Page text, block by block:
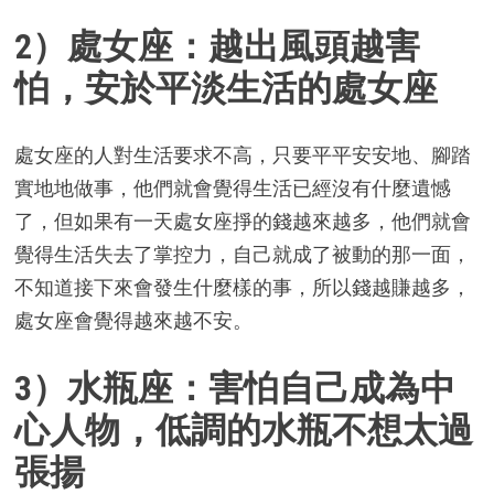
2）處女座：越出風頭越害
怕，安於平淡生活的處女座
處女座的人對生活要求不高，只要平平安安地、腳踏
實地地做事，他們就會覺得生活已經沒有什麼遺憾
了，但如果有一天處女座掙的錢越來越多，他們就會
覺得生活失去了掌控力，自己就成了被動的那一面，
不知道接下來會發生什麼樣的事，所以錢越賺越多，
處女座會覺得越來越不安。
3）水瓶座：害怕自己成為中
心人物，低調的水瓶不想太過
張揚